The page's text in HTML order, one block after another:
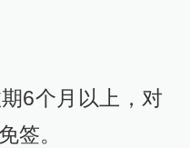
6个月以上，对
签。